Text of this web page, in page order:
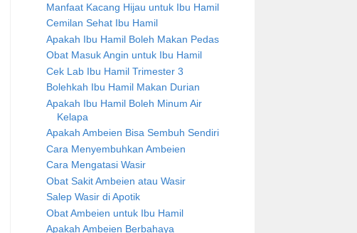
Manfaat Kacang Hijau untuk Ibu Hamil
Cemilan Sehat Ibu Hamil
Apakah Ibu Hamil Boleh Makan Pedas
Obat Masuk Angin untuk Ibu Hamil
Cek Lab Ibu Hamil Trimester 3
Bolehkah Ibu Hamil Makan Durian
Apakah Ibu Hamil Boleh Minum Air
Kelapa
Apakah Ambeien Bisa Sembuh Sendiri
Cara Menyembuhkan Ambeien
Cara Mengatasi Wasir
Obat Sakit Ambeien atau Wasir
Salep Wasir di Apotik
Obat Ambeien untuk Ibu Hamil
Apakah Ambeien Berbahaya